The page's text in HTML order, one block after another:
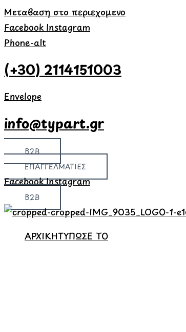
Μετάβαση στο περιεχόμενο
Facebook Instagram
Phone-alt
(+30) 2114151003
Envelope
info@typart.gr
B2B
ΕΠΑΓΓΕΛΜΑΤΙΕΣ
FacebookInstagram
B2B
ΑΡΧΙΚΗΤΥΠΩΣΕ ΤΟ